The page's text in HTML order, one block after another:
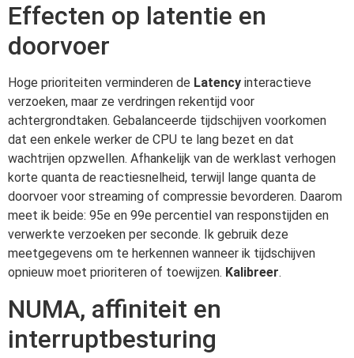
Effecten op latentie en
doorvoer
Hoge prioriteiten verminderen de Latency interactieve
verzoeken, maar ze verdringen rekentijd voor
achtergrondtaken. Gebalanceerde tijdschijven voorkomen
dat een enkele werker de CPU te lang bezet en dat
wachtrijen opzwellen. Afhankelijk van de werklast verhogen
korte quanta de reactiesnelheid, terwijl lange quanta de
doorvoer voor streaming of compressie bevorderen. Daarom
meet ik beide: 95e en 99e percentiel van responstijden en
verwerkte verzoeken per seconde. Ik gebruik deze
meetgegevens om te herkennen wanneer ik tijdschijven
opnieuw moet prioriteren of toewijzen. Kalibreer.
NUMA, affiniteit en
interruptbesturing